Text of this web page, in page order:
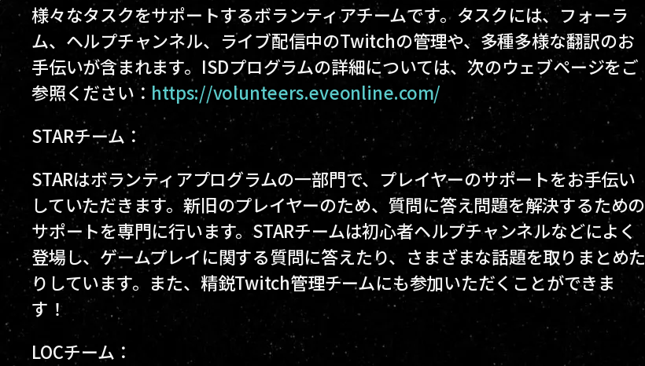
様々なタスクをサポートするボランティアチームです。タスクには、フォーラ
ム、ヘルプチャンネル、ライブ配信中のTwitchの管理や、多種多様な翻訳のお
手伝いが含まれます。ISDプログラムの詳細については、次のウェブページをご
参照ください： https://volunteers.eveonline.com/
STARチーム：
STARはボランティアプログラムの一部門で、プレイヤーのサポートをお手伝い
していただきます。新旧のプレイヤーのため、質問に答え問題を解決するための
サポートを専門に行います。STARチームは初心者ヘルプチャンネルなどによく
登場し、ゲームプレイに関する質問に答えたり、さまざまな話題を取りまとめた
りしています。また、精鋭Twitch管理チームにも参加いただくことができま
す！
LOCチーム：